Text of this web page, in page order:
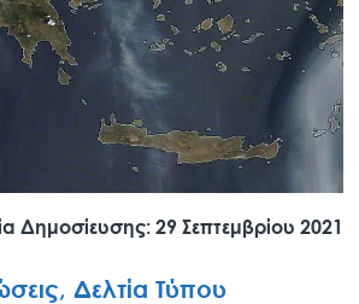
Δημοσίευσης: 29 Σεπτεμβρίου 2021
Δελτία Τύπου